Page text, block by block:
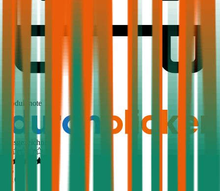
Produktnote
Ausgezeichnet
4,5
510